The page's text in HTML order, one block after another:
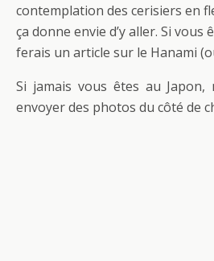
contemplation des cerisiers en
ça donne envie d’y aller. Si vous
ferais un article sur le Hanami
Si jamais vous êtes au Japon,
envoyer des photos du côté de